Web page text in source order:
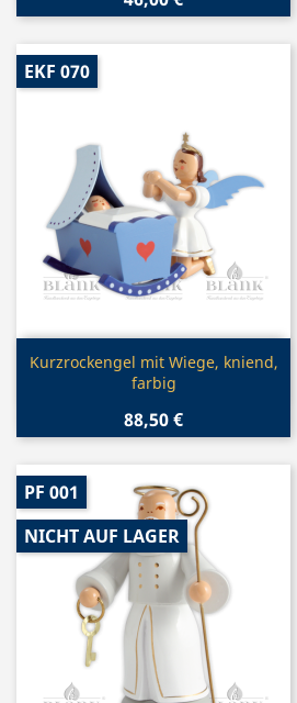
Vorschau
Kurzrockengel mit Wiege, kniend,
farbig
88,50 €
EKF 070
PF 001
NICHT AUF LAGER